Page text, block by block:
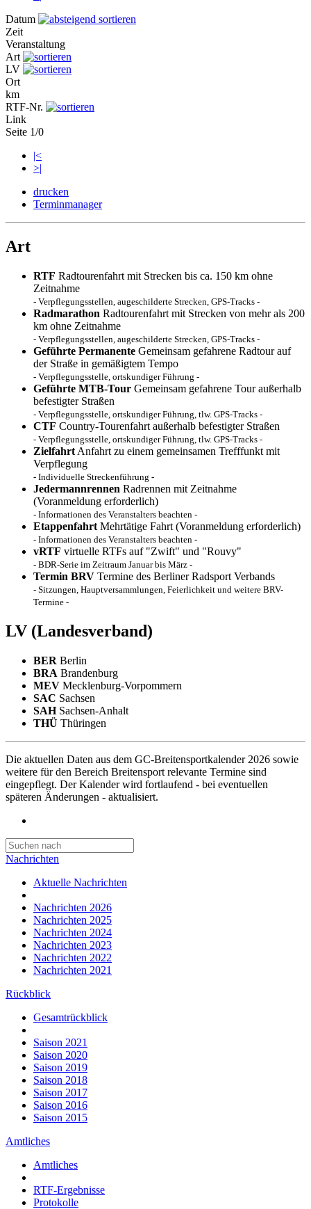
Datum
Zeit
Veranstaltung
Art
LV
Ort
km
RTF-Nr.
Link
Seite 1/0
|<
>|
drucken
Terminmanager
Art
RTF Radtourenfahrt mit Strecken bis ca. 150 km ohne
Zeitnahme
- Verpflegungsstellen, augeschilderte Strecken, GPS-Tracks -
Radmarathon Radtourenfahrt mit Strecken von mehr als 200
km ohne Zeitnahme
- Verpflegungsstellen, augeschilderte Strecken, GPS-Tracks -
Geführte Permanente Gemeinsam gefahrene Radtour auf
der Straße in gemäßigtem Tempo
- Verpflegungsstelle, ortskundiger Führung -
Geführte MTB-Tour Gemeinsam gefahrene Tour außerhalb
befestigter Straßen
- Verpflegungsstelle, ortskundiger Führung, tlw. GPS-Tracks -
CTF Country-Tourenfahrt außerhalb befestigter Straßen
- Verpflegungsstelle, ortskundiger Führung, tlw. GPS-Tracks -
Zielfahrt Anfahrt zu einem gemeinsamen Trefffunkt mit
Verpflegung
- Individuelle Streckenführung -
Jedermannrennen Radrennen mit Zeitnahme
(Voranmeldung erforderlich)
- Informationen des Veranstalters beachten -
Etappenfahrt Mehrtätige Fahrt (Voranmeldung erforderlich)
- Informationen des Veranstalters beachten -
vRTF virtuelle RTFs auf "Zwift" und "Rouvy"
- BDR-Serie im Zeitraum Januar bis März -
Termin BRV Termine des Berliner Radsport Verbands
- Sitzungen, Hauptversammlungen, Feierlichkeit und weitere BRV-
Termine -
LV (Landesverband)
BER Berlin
BRA Brandenburg
MEV Mecklenburg-Vorpommern
SAC Sachsen
SAHSachsen-Anhalt
THÜ Thüringen
Die aktuellen Daten aus dem GC-Breitensportkalender 2026 sowie
weitere für den Bereich Breitensport relevante Termine sind
eingepflegt. Der Kalender wird fortlaufend - bei eventuellen
späteren Änderungen - aktualisiert.
Nachrichten
Aktuelle Nachrichten
Nachrichten 2026
Nachrichten 2025
Nachrichten 2024
Nachrichten 2023
Nachrichten 2022
Nachrichten 2021
Rückblick
Gesamtrückblick
Saison 2021
Saison 2020
Saison 2019
Saison 2018
Saison 2017
Saison 2016
Saison 2015
Amtliches
Amtliches
RTF-Ergebnisse
Protokolle